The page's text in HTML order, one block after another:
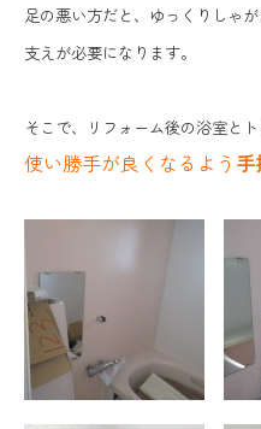
足の悪い方だと、ゆっくりしゃが
支えが必要になります。
そこで、リフォーム後の浴室とト
使い勝手が良くなるよう 手